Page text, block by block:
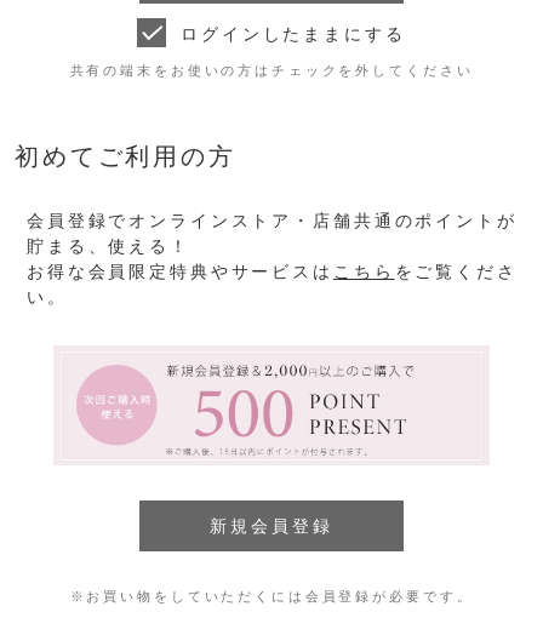
ログインしたままにする
共有の端末をお使いの方はチェックを外してください
初めてご利用の方
会員登録でオンラインストア・店舗共通のポイントが
貯まる、使える！
お得な会員限定特典やサービスは こちら をご覧くださ
い。
※お買い物をしていただくには会員登録が必要です。